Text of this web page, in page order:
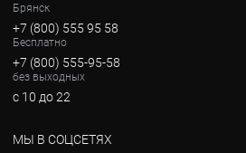
Брянск
+7 (800) 555 95 58
Бесплатно
+7 (800) 555-95-58
без выходных
с 10 до 22
МЫ В СОЦСЕТЯХ